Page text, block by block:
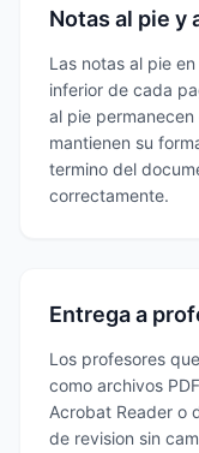
Notas al pie y
Las notas al pie
inferior de cada
al pie
mantienen su
termino del
correctamente.
Entrega a
Los profesores
como archivos
Acrobat Reader o
de revision sin